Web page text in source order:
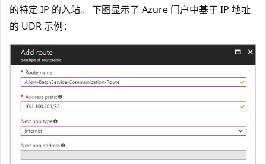
的特定 IP 的入站。 下图显示了 Azure 门户中基于 IP 地址
的 UDR 示例：